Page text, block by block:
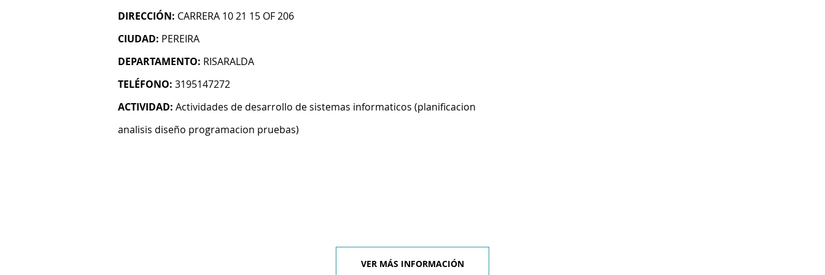
DIRECCIÓN: CARRERA 10 21 15 OF 206
CIUDAD: PEREIRA
DEPARTAMENTO: RISARALDA
TELÉFONO: 3195147272
ACTIVIDAD: Actividades de desarrollo de sistemas informaticos (planificacion
analisis diseño programacion pruebas)
VER MÁS INFORMACIÓN